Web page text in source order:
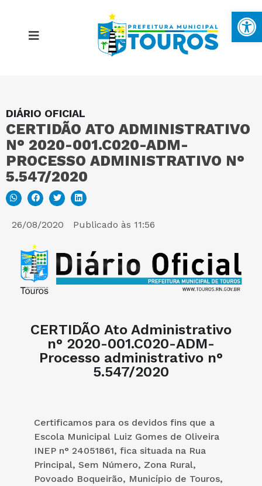
DIÁRIO OFICIAL
CERTIDÃO ATO ADMINISTRATIVO
N° 2020-001.C020-ADM-
PROCESSO ADMINISTRATIVO N°
5.547/2020
26/08/2020 Publicado às 11:56
CERTIDÃO Ato Administrativo
n° 2020-001.C020-ADM-
Processo administrativo n°
5.547/2020
Certificamos para os devidos fins que a
Escola Municipal Luiz Gomes de Oliveira
INEP n° 24051861, fica situada na Rua
Principal, Sem Número, Zona Rural,
Povoado Boqueirão, Município de Touros,
MAPA DO SITE
PORTAL DA TRANSPARÊNCIA
E-SIC
PERGUNTAS FREQUENTES